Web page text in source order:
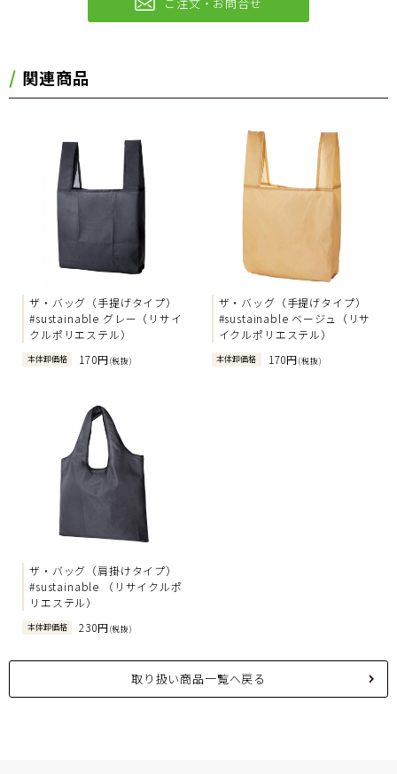
関連商品
ザ・バッグ（手提げタイプ）
#sustainable グレー（リサイ
クルポリエステル）
本体卸価格 170円(税抜)
ザ・バッグ（手提げタイプ）
#sustainable ベージュ（リサ
イクルポリエステル）
本体卸価格 170円(税抜)
ザ・バッグ（肩掛けタイプ）
#sustainable （リサイクルポ
リエステル）
本体卸価格 230円(税抜)
取り扱い商品一覧へ戻る